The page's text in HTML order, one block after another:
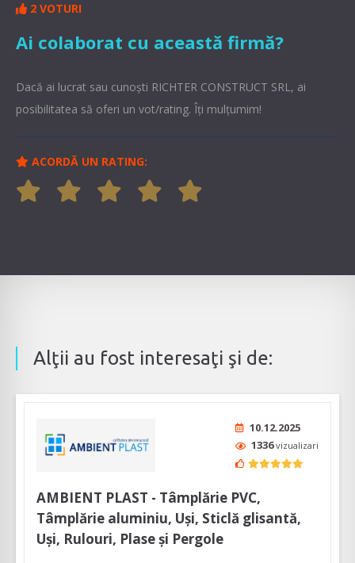
2 VOTURI
Ai colaborat cu această firmă?
Dacă ai lucrat sau cunoşti RICHTER CONSTRUCT SRL, ai
posibilitatea să oferi un vot/rating. Îți mulțumim!
ACORDĂ UN RATING:
Alţii au fost interesaţi şi de:
10.12.2025
1336vizualizari
AMBIENT PLAST - Tâmplărie PVC,
Tâmplărie aluminiu, Uși, Sticlă glisantă,
Uși, Rulouri, Plase și Pergole